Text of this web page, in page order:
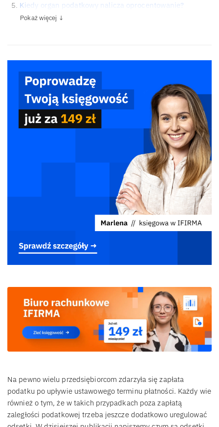
Kiedy organ podatkowy nalicza oprocentowanie?
Pokaż więcej ↓
Na pewno wielu przedsiębiorcom zdarzyła się zapłata
podatku po upływie ustawowego terminu płatności. Każdy wie
również o tym, że w takich przypadkach poza zapłatą
zaległości podatkowej trzeba jeszcze dodatkowo uregulować